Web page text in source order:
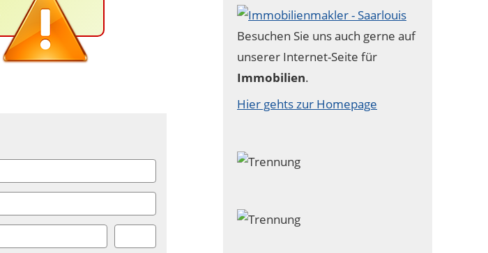
Besuchen Sie uns auch gerne auf
unserer Internet-Seite für
Immobilien.
Hier gehts zur Homepage